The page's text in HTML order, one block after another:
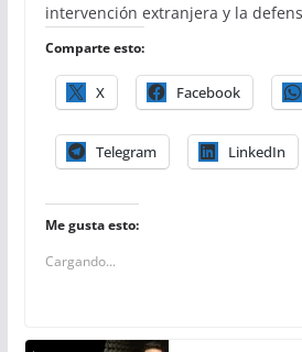
intervención extranjera y la
Comparte esto:
X Facebook
Telegram LinkedIn
Me gusta esto:
Cargando...